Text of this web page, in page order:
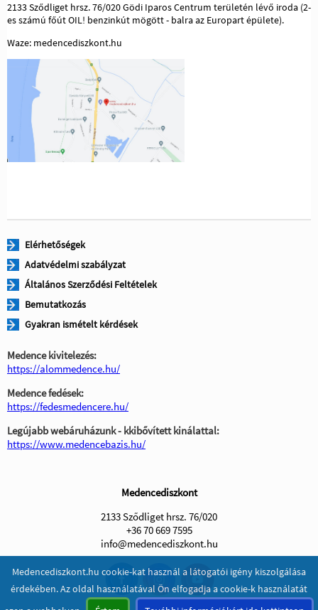
Medencediszkont.hu cookie-kat használ a látogatói igény kiszolgálása
érdekében. Az oldal használatával Ön elfogadja a cookie-k használatát
2133 Sződliget hrsz. 76/020 Gödi Iparos Centrum területén lévő iroda (2-
es számú főút OIL! benzinkút mögött - balra az Europart épülete).
Waze: medencediszkont.hu
Elérhetőségek
Adatvédelmi szabályzat
Általános Szerződési Feltételek
Bemutatkozás
Gyakran ismételt kérdések
Medence kivitelezés:
https://alommedence.hu/
Medence fedések:
https://fedesmedencere.hu/
Legújabb webáruházunk - kkibővített kinálattal:
https://www.medencebazis.hu/
Medencediszkont
2133 Sződliget hrsz. 76/020
+36 70 669 7595
info@medencediszkont.hu